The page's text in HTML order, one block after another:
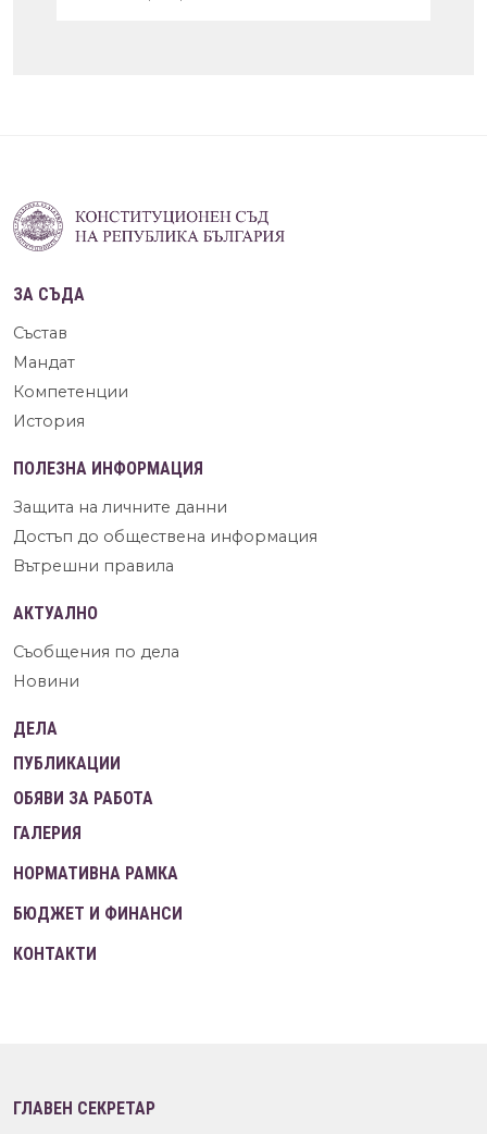
ЗА СЪДА
Състав
Мандат
Компетенции
История
ПОЛЕЗНА ИНФОРМАЦИЯ
Защита на личните данни
Достъп до обществена информация
Вътрешни правила
АКТУАЛНО
Съобщения по дела
Новини
ДЕЛА
ПУБЛИКАЦИИ
ОБЯВИ ЗА РАБОТА
ГАЛЕРИЯ
НОРМАТИВНА РАМКА
БЮДЖЕТ И ФИНАНСИ
КОНТАКТИ
ГЛАВЕН СЕКРЕТАР